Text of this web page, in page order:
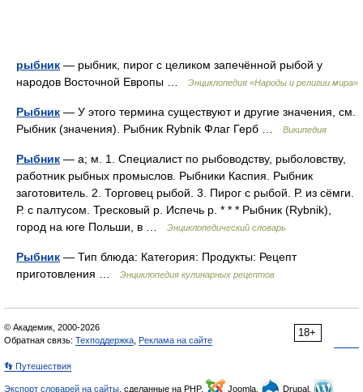
рыбник — рыбник, пирог с целиком запечённой рыбой у
народов Восточной Европы …
Энциклопедия «Народы и религии мира»
Рыбник — У этого термина существуют и другие значения, см.
Рыбник (значения). Рыбник Rybnik Флаг Герб …
Википедия
Рыбник — а; м. 1. Специалист по рыбоводству, рыболовству,
работник рыбных промыслов. Рыбники Каспия. Рыбник
заготовитель. 2. Торговец рыбой. 3. Пирог с рыбой. Р. из сёмги.
Р. с палтусом. Тресковый р. Испечь р. * * * Рыбник (Rybnik),
город на юге Польши, в …
Энциклопедический словарь
Рыбник — Тип блюда: Категория: Продукты: Рецепт
приготовления …
Энциклопедия кулинарных рецептов
18+
© Академик, 2000-2026
Обратная связь: Техподдержка Реклама на сайте
👣 Путешествия
Экспорт словарей на сайты , сделанные на PHP, Joomla, Drupal,